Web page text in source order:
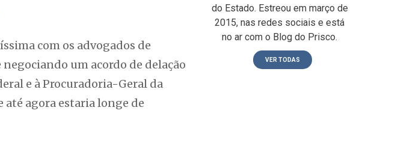
com os advogados de
um acordo de delação
e à Procuradoria-Geral da
agora estaria longe de
do Estado. Estreou em março de
2015, nas redes sociais e está
no ar com o Blog do Prisco.
VER TODAS